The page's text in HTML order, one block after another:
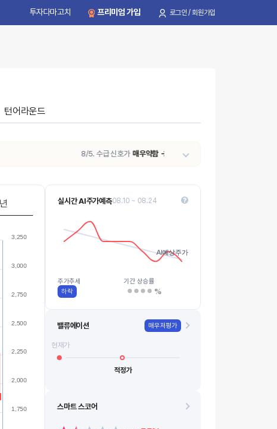
투자다마고치 프리미엄 가입 로그인 / 회원가입
턴어라운드
8/5. 수급 신호가매우약함 → 약함 으로 변동되었습니다.
1,750
2,000
2,250
2,500
2,750
3,000
3,250
실시간 AI주가예측08.10 ~ 08.24
Values
AI예상주가
AI예상주가
0…08.1108.12 08.1808.1908.2008.21
주가추세
하락
기간 상승률
%
밸류에이션 매우저평가
현재가
적정가
스마트 스코어